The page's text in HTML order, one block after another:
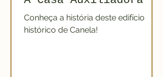
Conheça a história deste edifício
histórico de Canela!